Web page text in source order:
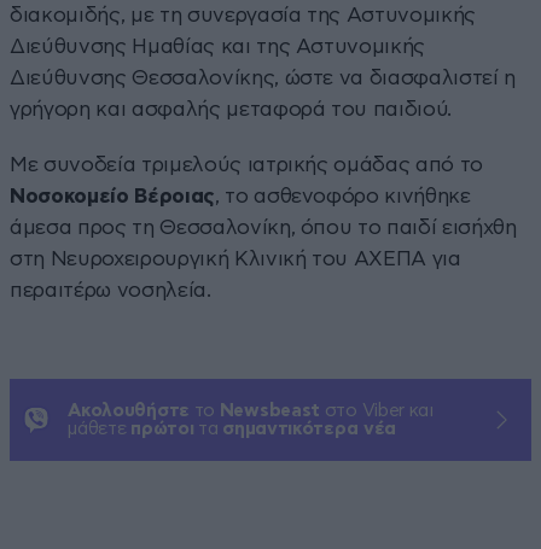
διακομιδής, με τη συνεργασία της Αστυνομικής
Διεύθυνσης Ημαθίας και της Αστυνομικής
Διεύθυνσης Θεσσαλονίκης, ώστε να διασφαλιστεί η
γρήγορη και ασφαλής μεταφορά του παιδιού.
Με συνοδεία τριμελούς ιατρικής ομάδας από το
Νοσοκομείο Βέροιας, το ασθενοφόρο κινήθηκε
άμεσα προς τη Θεσσαλονίκη, όπου το παιδί εισήχθη
στη Νευροχειρουργική Κλινική του ΑΧΕΠΑ για
περαιτέρω νοσηλεία.
Ακολουθήστε το Newsbeast στο Viber και
μάθετε πρώτοι τα σημαντικότερα νέα